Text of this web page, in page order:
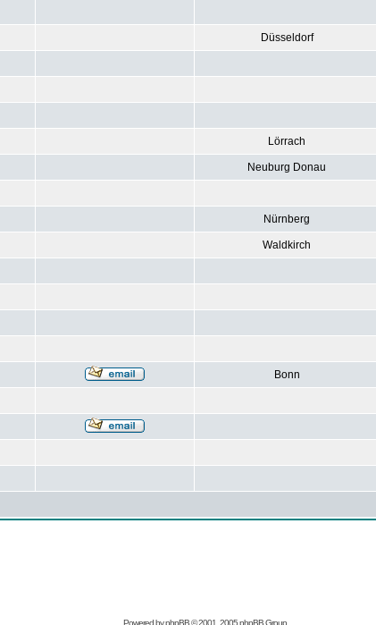
Düsseldorf
Lörrach
Neuburg Donau
Nürnberg
Waldkirch
Bonn
Powered byphpBB© 2001, 2005 phpBB Group